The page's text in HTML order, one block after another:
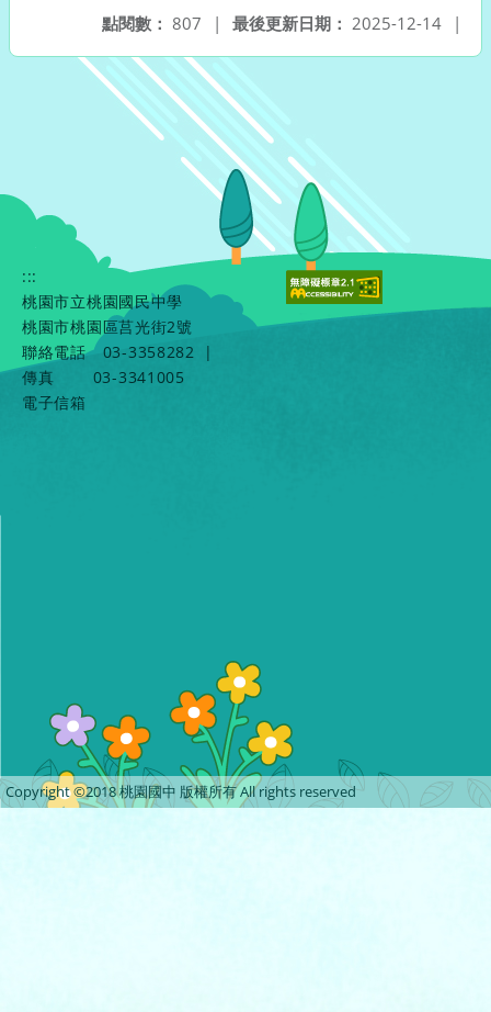
最後更新日期： 2025-12-14 |
點閱數： 807 |
:::
桃園市立桃園國民中學
桃園市桃園區莒光街2號
聯絡電話
03-3358282
|
傳真
03-3341005
電子信箱
Copyright ©2018 桃園國中 版權所有 All rights reserved